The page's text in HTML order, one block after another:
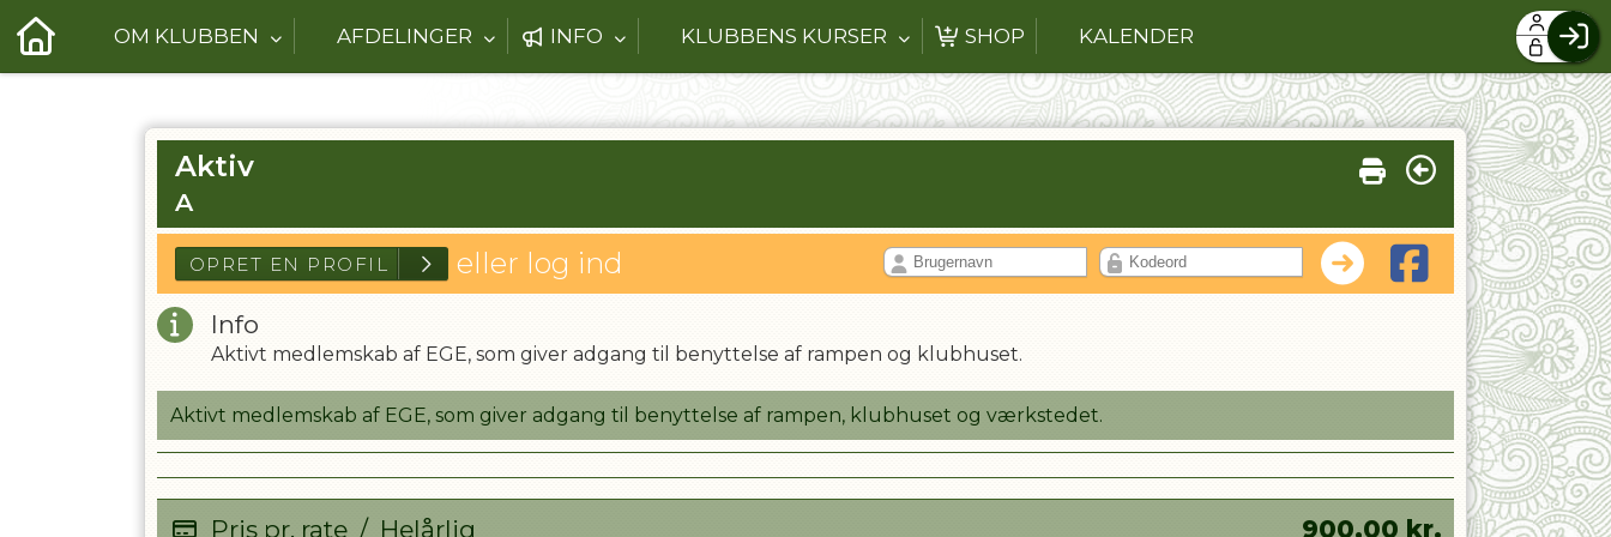
OM KLUBBEN AFDELINGER INFO KLUBBENS KURSER SHOP KALENDER
Aktiv
A
eller log ind
Info
Aktivt medlemskab af EGE, som giver adgang til benyttelse af rampen og klubhuset.
Aktivt medlemskab af EGE, som giver adgang til benyttelse af rampen, klubhuset og værkstedet.
Pris pr. rate / Helårlig 900,00 kr.